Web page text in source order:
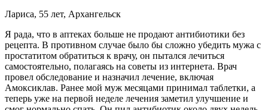
Лариса, 55 лет, Архангельск
Я рада, что в аптеках больше не продают антибиотики без
рецепта. В противном случае было бы сложно убедить мужа с
простатитом обратиться к врачу, он пытался лечиться
самостоятельно, полагаясь на советы из интернета. Врач
провел обследование и назначил лечение, включая
Амоксиклав. Ранее мой муж месяцами принимал таблетки, а
теперь уже на первой неделе лечения заметил улучшение и